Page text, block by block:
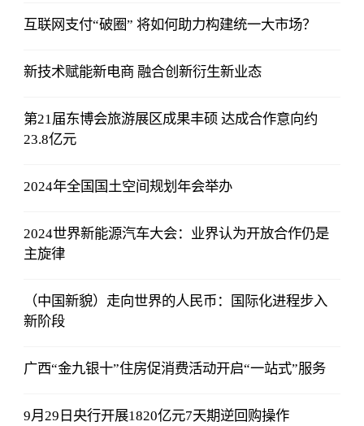
互联网支付“破圈” 将如何助力构建统一大市场？
新技术赋能新电商 融合创新衍生新业态
第21届东博会旅游展区成果丰硕 达成合作意向约
23.8亿元
2024年全国国土空间规划年会举办
2024世界新能源汽车大会：业界认为开放合作仍是
主旋律
（中国新貌）走向世界的人民币：国际化进程步入
新阶段
广西“金九银十”住房促消费活动开启“一站式”服务
9月29日央行开展1820亿元7天期逆回购操作